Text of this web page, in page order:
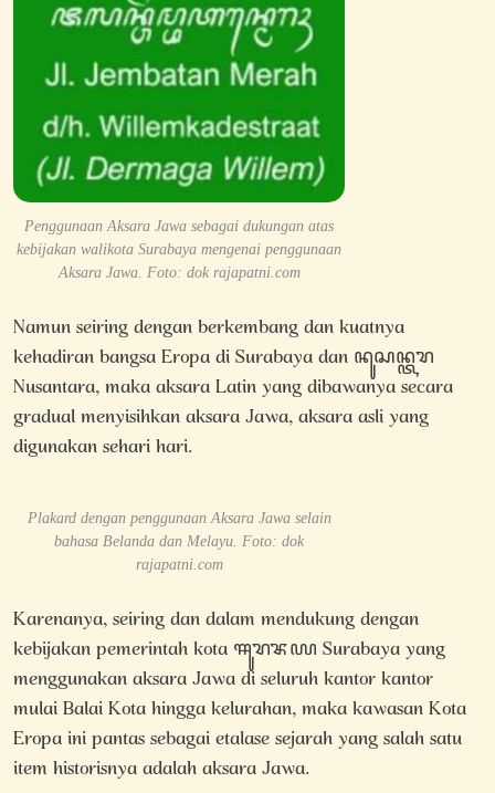
Penggunaan Aksara Jawa sebagai dukungan atas
kebijakan walikota Surabaya mengenai penggunaan
Aksara Jawa. Foto: dok rajapatni.com
Namun seiring dengan berkembang dan kuatnya
kehadiran bangsa Eropa di Surabaya dan ꦤꦸꦱꦤ꧀ꦠꦫ
Nusantara, maka aksara Latin yang dibawanya secara
gradual menyisihkan aksara Jawa, aksara asli yang
digunakan sehari hari.
Plakard dengan penggunaan Aksara Jawa selain
bahasa Belanda dan Melayu. Foto: dok
rajapatni.com
Karenanya, seiring dan dalam mendukung dengan
kebijakan pemerintah kota ꦯꦸꦫꦨꦪ Surabaya yang
menggunakan aksara Jawa di seluruh kantor kantor
mulai Balai Kota hingga kelurahan, maka kawasan Kota
Eropa ini pantas sebagai etalase sejarah yang salah satu
item historisnya adalah aksara Jawa.